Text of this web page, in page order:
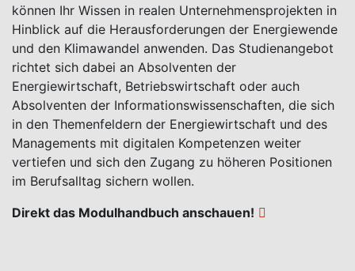
können Ihr Wissen in realen Unternehmensprojekten in
Hinblick auf die Herausforderungen der Energiewende
und den Klimawandel anwenden. Das Studienangebot
richtet sich dabei an Absolventen der
Energiewirtschaft, Betriebswirtschaft oder auch
Absolventen der Informationswissenschaften, die sich
in den Themenfeldern der Energiewirtschaft und des
Managements mit digitalen Kompetenzen weiter
vertiefen und sich den Zugang zu höheren Positionen
im Berufsalltag sichern wollen.
Direkt das Modulhandbuch anschauen!